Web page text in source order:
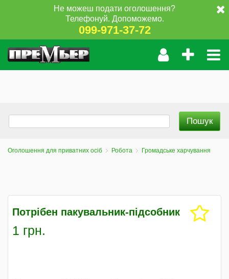
Не можеш подати оголошення?
Телефонуй. Допоможемо.
099-971-37-72
Оголошення для приватних осіб Робота Громадське харчування
Потрібен пакувальник-підсобник
1 грн.